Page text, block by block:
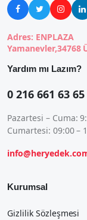
   
Adres: ENPLAZA
Yardım mı Lazım?
0 216 661 63 65
Pazartesi – Cuma:
Cumartesi: 09:00 –
Kurumsal
Gizlilik Sözleşmesi